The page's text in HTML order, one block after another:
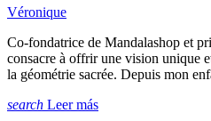
Véronique
Co-fondatrice de Mandalashop et
consacre à offrir une vision unique
la géométrie sacrée. Depuis mon
search Leer más